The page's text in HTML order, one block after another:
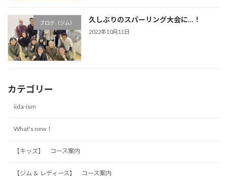
ブログ（ジム） 久しぶりのスパーリング大会に…！
2022年10月11日
カテゴリー
iida-ism
What's new！
【キッズ】 コース案内
【ジム ＆ レディース】 コース案内